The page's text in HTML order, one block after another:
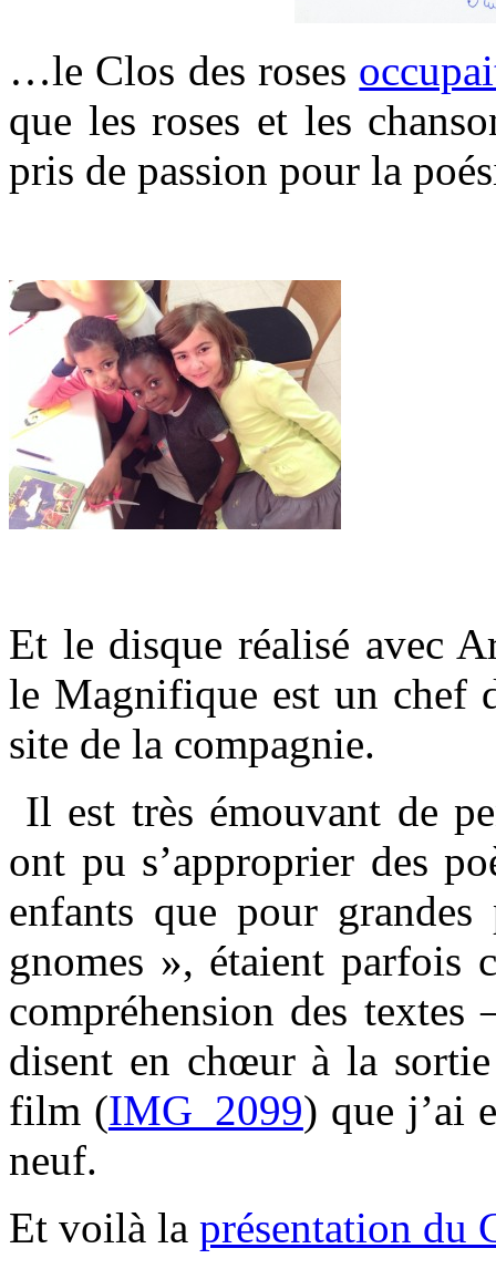
…le Clos des roses
que les roses et les
pris de passion pour la
Et le disque réalisé avec
le Magnifique est un chef
site de la compagnie.
Il est très émouvant de
ont pu s’approprier des
enfants que pour
gnomes », étaient parfois
compréhension des
disent en chœur à la
film (IMG_2099) que j’ai
neuf.
Et voilà la présentation du